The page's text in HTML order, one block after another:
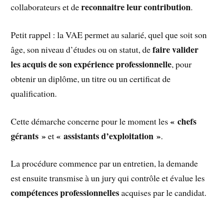
collaborateurs et dereconnaitre leur contribution.
Petit rappel : la VAE permet au salarié, quel que soit son
âge, son niveau d’études ou on statut, defaire valider
les acquis de son expérience professionnelle, pour
obtenir un diplôme, un titre ou un certificat de
qualification.
Cette démarche concerne pour le moment les« chefs
gérants »et« assistants d’exploitation ».
La procédure commence par un entretien, la demande
est ensuite transmise à un jury qui contrôle et évalue les
compétences professionnellesacquises par le candidat.